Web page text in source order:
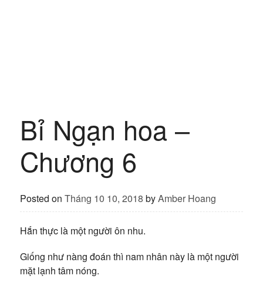
Bỉ Ngạn hoa –
Chương 6
Posted on Tháng 10 10, 2018 byAmber Hoang
Hắn thực là một người ôn nhu.
Giống như nàng đoán thì nam nhân này là một người
mặt lạnh tâm nóng.